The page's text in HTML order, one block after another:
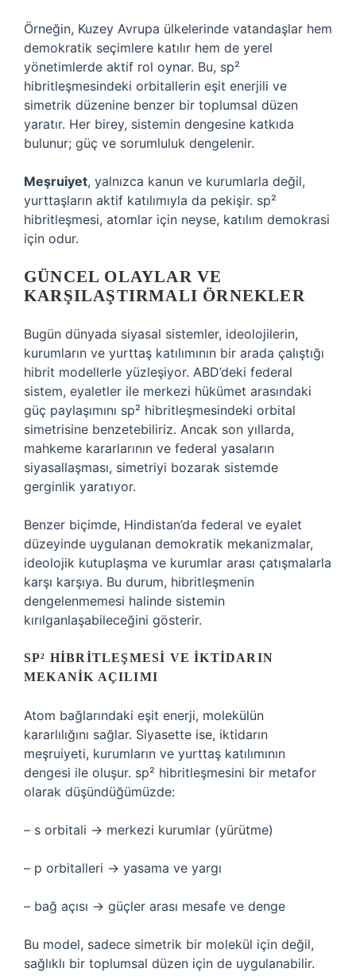
Örneğin, Kuzey Avrupa ülkelerinde vatandaşlar hem
demokratik seçimlere katılır hem de yerel
yönetimlerde aktif rol oynar. Bu, sp²
hibritleşmesindeki orbitallerin eşit enerjili ve
simetrik düzenine benzer bir toplumsal düzen
yaratır. Her birey, sistemin dengesine katkıda
bulunur; güç ve sorumluluk dengelenir.
Meşruiyet, yalnızca kanun ve kurumlarla değil,
yurttaşların aktif katılımıyla da pekişir. sp²
hibritleşmesi, atomlar için neyse, katılım demokrasi
için odur.
GÜNCEL OLAYLAR VE
KARŞILAŞTIRMALI ÖRNEKLER
Bugün dünyada siyasal sistemler, ideolojilerin,
kurumların ve yurttaş katılımının bir arada çalıştığı
hibrit modellerle yüzleşiyor. ABD’deki federal
sistem, eyaletler ile merkezi hükümet arasındaki
güç paylaşımını sp² hibritleşmesindeki orbital
simetrisine benzetebiliriz. Ancak son yıllarda,
mahkeme kararlarının ve federal yasaların
siyasallaşması, simetriyi bozarak sistemde
gerginlik yaratıyor.
Benzer biçimde, Hindistan’da federal ve eyalet
düzeyinde uygulanan demokratik mekanizmalar,
ideolojik kutuplaşma ve kurumlar arası çatışmalarla
karşı karşıya. Bu durum, hibritleşmenin
dengelenmemesi halinde sistemin
kırılganlaşabileceğini gösterir.
SP² HIBRITLEŞMESI VE İKTIDARIN
MEKANIK AÇILIMI
Atom bağlarındaki eşit enerji, molekülün
kararlılığını sağlar. Siyasette ise, iktidarın
meşruiyeti, kurumların ve yurttaş katılımının
dengesi ile oluşur. sp² hibritleşmesini bir metafor
olarak düşündüğümüzde:
– s orbitali → merkezi kurumlar (yürütme)
– p orbitalleri → yasama ve yargı
– bağ açısı → güçler arası mesafe ve denge
Bu model, sadece simetrik bir molekül için değil,
sağlıklı bir toplumsal düzen için de uygulanabilir.